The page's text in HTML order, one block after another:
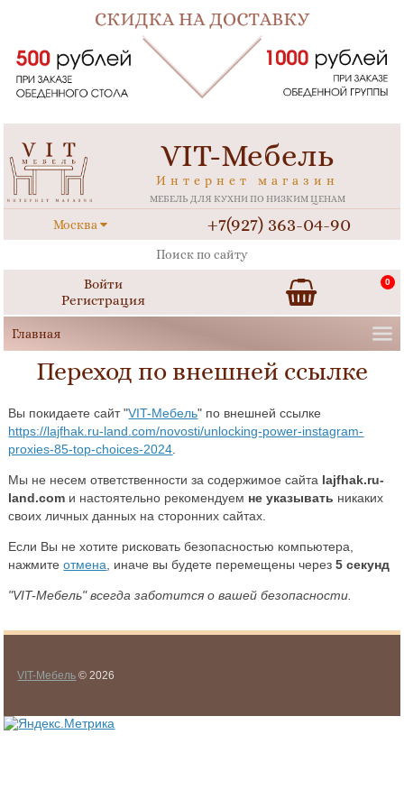
VIT-Мебель
Интернет магазин
МЕБЕЛЬ ДЛЯ КУХНИ ПО НИЗКИМ ЦЕНАМ
Москва +7(927) 363-04-90
Войти
Регистрация
0
Переход по внешней ссылке
Вы покидаете сайт "VIT-Мебель" по внешней ссылке
https://lajfhak.ru-land.com/novosti/unlocking-power-instagram-
proxies-85-top-choices-2024
Мы не несем ответственности за содержимое сайта lajfhak.ru-
land.com и настоятельно рекомендуем не указывать никаких
своих личных данных на сторонних сайтах.
Если Вы не хотите рисковать безопасностью компьютера,
нажмитеотмена , иначе вы будете перемещены через5 секунд
"VIT-Мебель" всегда заботится о вашей безопасности.
VIT-Мебель © 2026